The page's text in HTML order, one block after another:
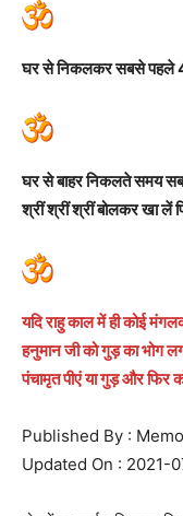
घर से निकलकर सबसे पहले
घर से बाहर निकलते समय
श्रीं श्रीं श्रीं बोलकर खा लें
यदि राहु काल में ही कोई
हनुमान जी को गुड़ का भोग
पंचामृत पीएं या गुड़ और फिर
Published By :
Updated On : 2021-